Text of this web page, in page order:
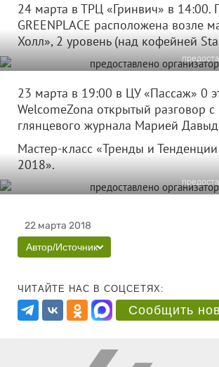
24 марта в ТРЦ «Гринвич» в 14:00.
GREENPLACE расположена возле
Холл», 2 уровень (над кофейней
23 марта в 19:00 в ЦУ «Пассаж» 0
WelcomeZona открытый разговор
глянцевого журнала Марией
Мастер-класс «Тренды и Тенденции
2018».
22 марта 2018
Автор/Источник
ЧИТАЙТЕ НАС В СОЦСЕТЯХ:
Сообщить